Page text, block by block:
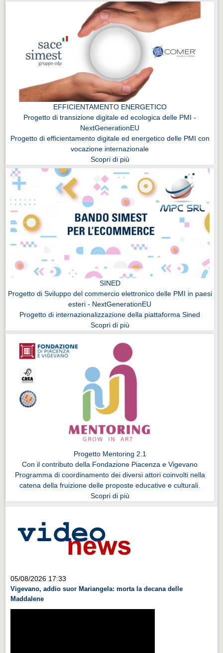
EFFICIENTAMENTO ENERGETICO
Progetto di transizione digitale ed ecologica delle PMI -
NextGenerationEU
Progetto di efficientamento digitale ed energetico delle PMI con
vocazione internazionale
Scopri di più
SINED
Progetto di Sviluppo del commercio elettronico delle PMI in paesi
esteri - NextGenerationEU
Progetto di internazionalizzazione della piattaforma Sined
Scopri di più
Progetto Mentoring 2.1
Con il contributo della Fondazione Piacenza e Vigevano
Programma di coordinamento dei diversi attori coinvolti nella
catena della fruizione delle proposte educative e culturali.
Scopri di più
05/08/2026 17:33
Vigevano, addio suor Mariangela: morta la decana delle
Maddalene